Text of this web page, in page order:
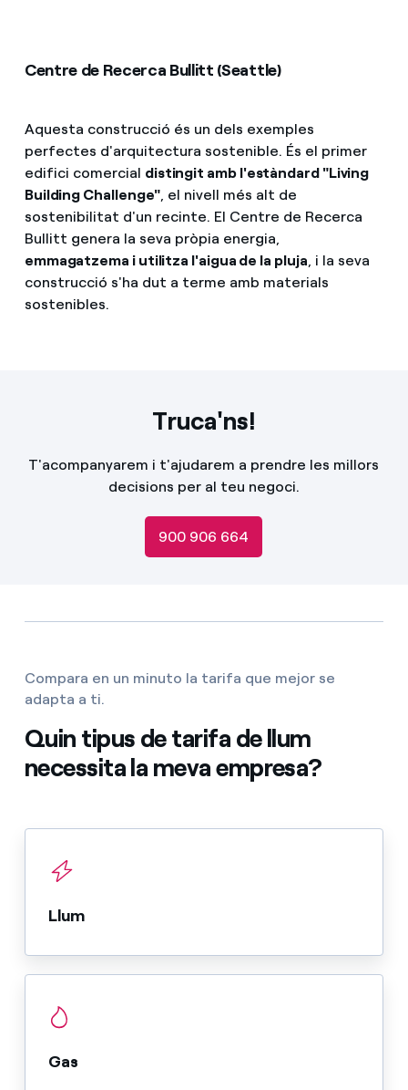
Centre de Recerca Bullitt (Seattle)
Aquesta construcció és un dels exemples
perfectes d'arquitectura sostenible. És el primer
edifici comercial distingit amb l'estàndard "Living
Building Challenge" , el nivell més alt de
sostenibilitat d'un recinte. El Centre de Recerca
Bullitt genera la seva pròpia energia,
emmagatzema i utilitza l'aigua de la pluja , i la seva
construcció s'ha dut a terme amb materials
sostenibles.
Truca'ns!
T'acompanyarem i t'ajudarem a prendre les millors
decisions per al teu negoci.
900 906 664
Compara en un minuto la tarifa que mejor se
adapta a ti.
Quin tipus de tarifa de llum
necessita la meva empresa?
Llum
Gas